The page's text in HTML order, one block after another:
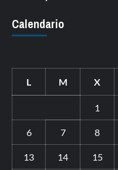
Calendario
L M X
1
6 7 8
13 14 15